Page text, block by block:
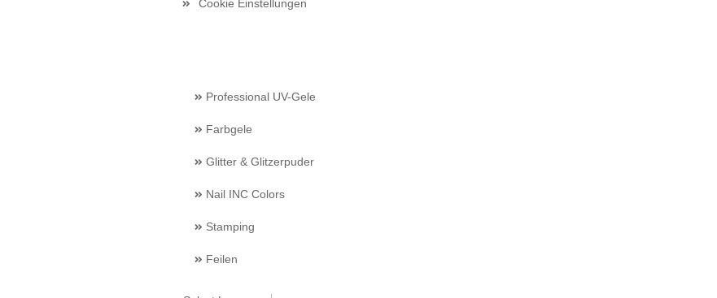
Cookie Einstellungen
Professional UV-Gele
Farbgele
Glitter & Glitzerpuder
Nail INC Colors
Stamping
Feilen